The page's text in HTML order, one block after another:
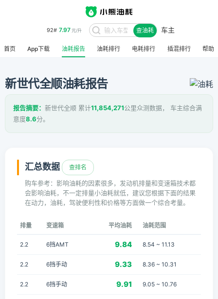
92# 7.97元/升 查油耗 车主
首页 App下载 油耗报告 油耗排行 电耗排行 插混排行 帮助
新世代全顺油耗报告
报告摘要： 新世代全顺 累计11,854,271公里众测数据， 车主综合满
意度8.6分。
汇总数据 查排名
购车参考：影响油耗的因素很多，发动机排量和变速箱技术都
会影响油耗，不一定排量小油耗就低，建议您根据下面的结果
在动力，油耗，驾驶便利性和价格等方面做一个综合考量。
排量 变速箱 平均油耗 油耗范围
2.2 6挡AMT 9.84 8.54 ~ 11.13
2.2 6挡手动 9.33 8.36 ~ 10.31
2.2 6挡手动 9.91 9.05 ~ 10.76